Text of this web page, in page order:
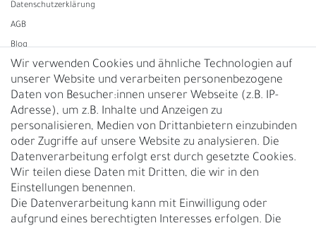
Daten­schutz­erklärung
AGB
Blog
Vertrag widerrufen
UNTERNEHMEN
Nachhaltigkeit
Kontakt
Über uns
Rückgabe
Gürtelgröße messen
Wir verwenden Cookies und ähnliche Technologien auf
unserer Website und verarbeiten personenbezogene
Daten von Besucher:innen unserer Webseite (z.B. IP-
Adresse), um z.B. Inhalte und Anzeigen zu
personalisieren, Medien von Drittanbietern einzubinden
oder Zugriffe auf unsere Website zu analysieren. Die
Datenverarbeitung erfolgt erst durch gesetzte Cookies.
Wir teilen diese Daten mit Dritten, die wir in den
Einstellungen benennen.
Die Datenverarbeitung kann mit Einwilligung oder
aufgrund eines berechtigten Interesses erfolgen. Die